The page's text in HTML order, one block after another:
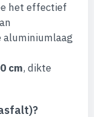
het effectief
aluminiumlaag
cm, dikte